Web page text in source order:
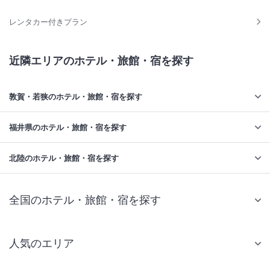
レンタカー付きプラン
近隣エリアのホテル・旅館・宿を探す
敦賀・若狭のホテル・旅館・宿を探す
福井県のホテル・旅館・宿を探す
北陸のホテル・旅館・宿を探す
全国のホテル・旅館・宿を探す
人気のエリア